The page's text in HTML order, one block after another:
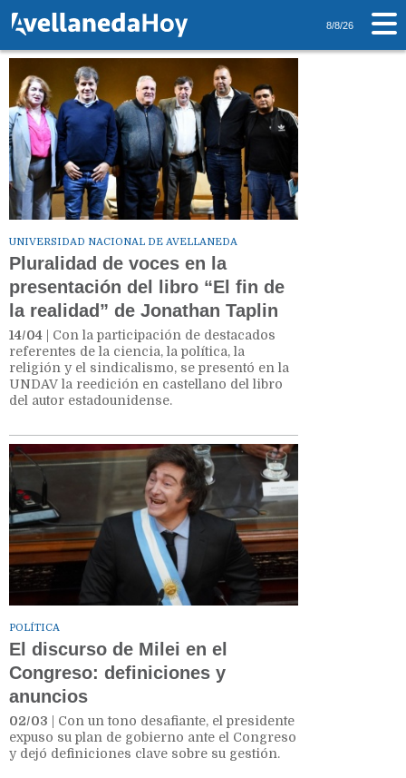
8/8/26
Tag: Facundo Manes
UNIVERSIDAD NACIONAL DE AVELLANEDA
Pluralidad de voces en la
presentación del libro “El fin de
la realidad” de Jonathan Taplin
14/04 | Con la participación de destacados
referentes de la ciencia, la política, la
religión y el sindicalismo, se presentó en la
UNDAV la reedición en castellano del libro
del autor estadounidense.
POLÍTICA
El discurso de Milei en el
Congreso: definiciones y
anuncios
02/03 | Con un tono desafiante, el presidente
expuso su plan de gobierno ante el Congreso
y dejó definiciones clave sobre su gestión.